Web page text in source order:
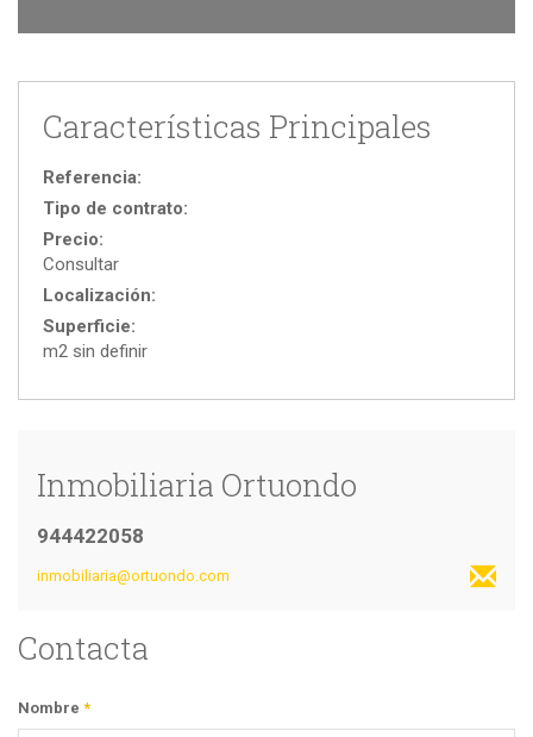
Características Principales
Referencia:
Tipo de contrato:
Precio:
Consultar
Localización:
Superficie:
m2 sin definir
Inmobiliaria Ortuondo
944422058
inmobiliaria@ortuondo.com
Contacta
Nombre *